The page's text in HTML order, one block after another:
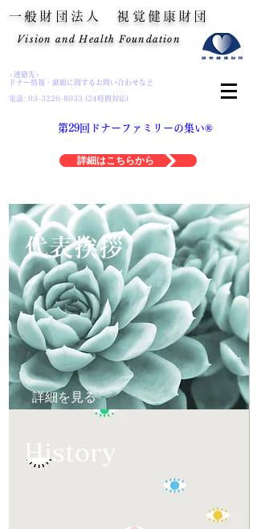
一般財団法人 視覚健康財団
Vision and Health Foundation
<連絡先>
ドナー情報・献眼に関するお問い合わせなど
電話: 03-3226-8033 (24 時間対応)
第29回ドナーファミリーの集い®
詳細はこちらから
​代表挨拶
詳細を見る
History